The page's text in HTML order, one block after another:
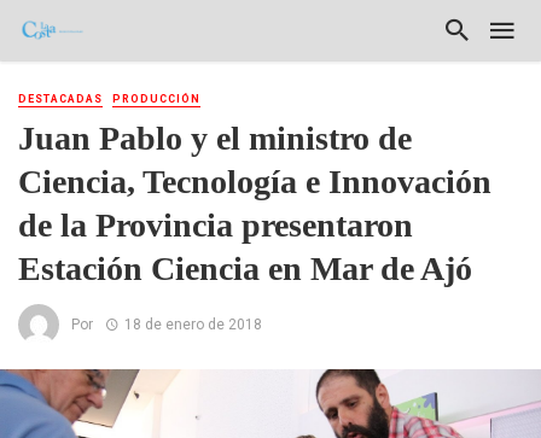
DESTACADAS PRODUCCIÓN
Juan Pablo y el ministro de
Ciencia, Tecnología e Innovación
de la Provincia presentaron
Estación Ciencia en Mar de Ajó
Por 18 de enero de 2018